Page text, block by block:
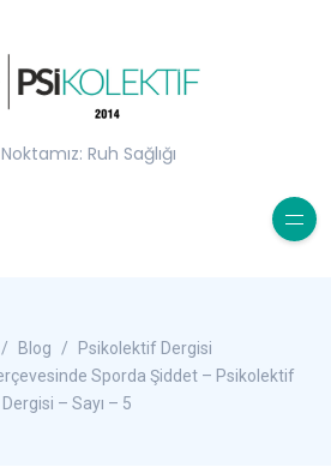
Ruh Sağlığı
Blog
Psikolektif Dergisi
Sporda Şiddet – Psikolektif
Dergisi – Sayı – 5